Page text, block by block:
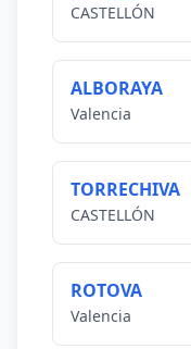
CASTELLÓN
ALBORAYA
Valencia
TORRECHIVA
CASTELLÓN
ROTOVA
Valencia